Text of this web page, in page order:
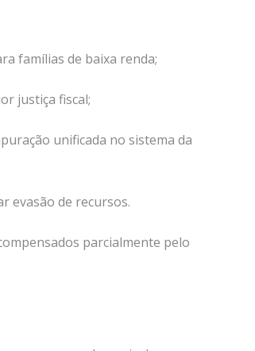
famílias de baixa renda;
justiça fiscal;
unificada no sistema da
evasão de recursos.
parcialmente pelo